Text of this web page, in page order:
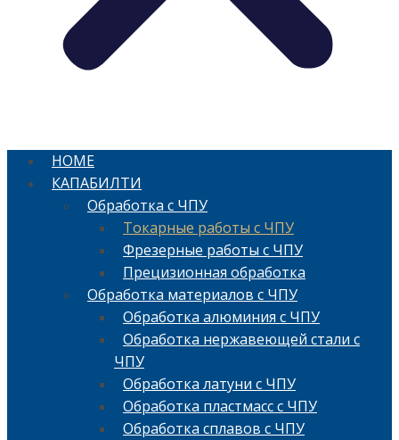
HOME
КАПАБИЛТИ
Обработка с ЧПУ
Токарные работы с ЧПУ
Фрезерные работы с ЧПУ
Прецизионная обработка
Обработка материалов с ЧПУ
Обработка алюминия с ЧПУ
Обработка нержавеющей стали с
ЧПУ
Обработка латуни с ЧПУ
Обработка пластмасс с ЧПУ
Обработка сплавов с ЧПУ